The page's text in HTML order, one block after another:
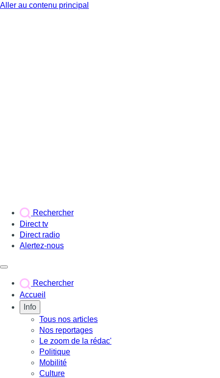
Aller au contenu principal
Rechercher
Direct tv
Direct radio
Alertez-nous
Rechercher
Accueil
Info
Tous nos articles
Nos reportages
Le zoom de la rédac'
Politique
Mobilité
Culture